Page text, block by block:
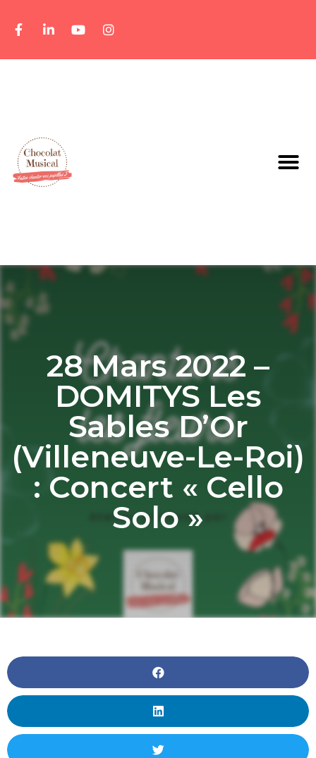
28 Mars 2022 –
DOMITYS Les
Sables D’Or
(Villeneuve-Le-Roi)
: Concert « Cello
Solo »